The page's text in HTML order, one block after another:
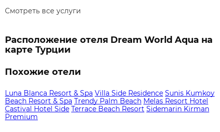
Смотреть все услуги
Расположение отеля Dream World Aqua на
карте Турции
Похожие отели
Luna Blanca Resort & Spa Villa Side Residence Sunis Kumkoy
Beach Resort & Spa Trendy Palm Beach Melas Resort Hotel
Castival Hotel Side Terrace Beach Resort Sidemarin Kirman
Premium